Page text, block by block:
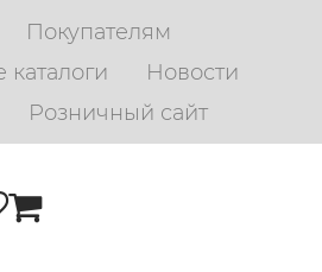
Покупателям
Новости
Розничный сайт